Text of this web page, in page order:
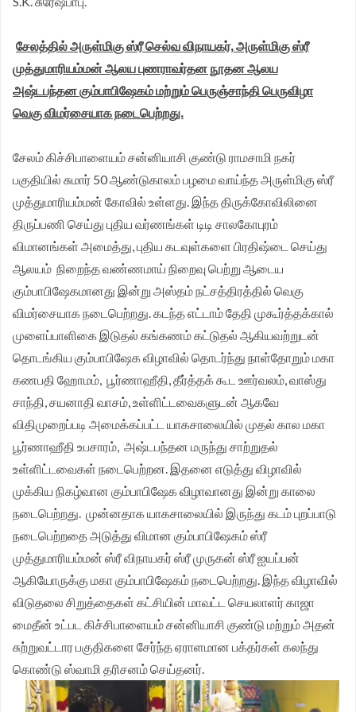
சங்க மாநில தலைவர் வேலுச்சாமி வேண்டுகோள்.
சேலத்தில் அருள்மிகு ஸ்ரீ செல்வ விநாயகர், அருள்மிகு ஸ்ரீ
முத்துமாரியம்மன் ஆலய புணராவர்தன நூதன ஆலய
அஷ்டபந்தன கும்பாபிஷேகம் மற்றும் பெருஞ்சாந்தி பெருவிழா
வெகு விமர்சையாக நடைபெற்றது.
சேலம் கிச்சிபாளையம் சன்னியாசி குண்டு ராமசாமி நகர்
பகுதியில் சுமார் 50 ஆண்டுகாலம் பழமை வாய்ந்த அருள்மிகு ஸ்ரீ
முத்துமாரியம்மன் கோவில் உள்ளது. இந்த திருக்கோவிலினை
திருப்பணி செய்து புதிய வர்ணங்கள் டிடி சாலகோபுரம்
விமானங்கள் அமைத்து, புதிய கடவுள்களை பிரதிஷ்டை செய்து
ஆலயம் நிறைந்த வண்ணமாய் நிறைவு பெற்று ஆடைய
கும்பாபிஷேகமானது இன்று அஸ்தம் நட்சத்திரத்தில் வெகு
விமர்சையாக நடைபெற்றது. கடந்த எட்டாம் தேதி முகூர்த்தக்கால்
முளைப்பாளிகை இடுதல் கங்கணம் கட்டுதல் ஆகியவற்றுடன்
தொடங்கிய கும்பாபிஷேக விழாவில் தொடர்ந்து நாள்தோறும் மகா
கணபதி ஹோமம், பூர்ணாஹீதி, தீர்த்தக் கூட ஊர்வலம், வாஸ்து
சாந்தி, சயனாதி வாசம், உள்ளிட்டவைகளுடன் ஆகவே
விதிமுறைப்படி அமைக்கப்பட்ட யாகசாலையில் முதல் கால மகா
பூர்ணாஹீதி உபசாரம், அஷ்டபந்தன மருந்து சாற்றுதல்
உள்ளிட்டவைகள் நடைபெற்றன. இதனை எடுத்து விழாவில்
முக்கிய நிகழ்வான கும்பாபிஷேக விழாவானது இன்று காலை
நடைபெற்றது. முன்னதாக யாகசாலையில் இருந்து கடம் புறப்பாடு
நடைபெற்றதை அடுத்து விமான கும்பாபிஷேகம் ஸ்ரீ
முத்துமாரியம்மன் ஸ்ரீ விநாயகர் ஸ்ரீ முருகன் ஸ்ரீ ஐயப்பன்
ஆகியோருக்கு மகா கும்பாபிஷேகம் நடைபெற்றது. இந்த விழாவில்
விடுதலை சிறுத்தைகள் கட்சியின் மாவட்ட செயலாளர் காஜா
மைதீன் உட்பட கிச்சிபாளையம் சன்னியாசி குண்டு மற்றும் அதன்
சுற்றுவட்டார பகுதிகளை சேர்ந்த ஏராளமான பக்தர்கள் கலந்து
கொண்டு ஸ்வாமி தரிசனம் செய்தனர்.